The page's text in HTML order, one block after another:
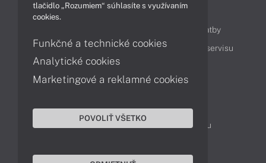
Obsah
Možnosti doručenia a platby
Podpora a servis
Servisné služby Cenník servisu
Kontakty
043 4224 771
Obchodné oddelenie
Reklamácia tovaru
tlačidlo „Rozumiem“ súhlasíte s využívaním
cookies.
Funkčné a technické cookies
Analytické cookies
Marketingové a reklamné cookies
POVOLIŤ VŠETKO